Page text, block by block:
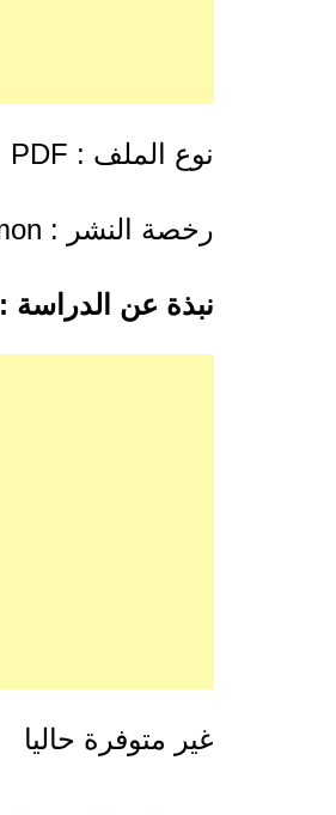
نوع الملف : PDF
رخصة النشر : creative common للاستخدام العادل
نبذة عن الدراسة :
غير متوفرة حاليا